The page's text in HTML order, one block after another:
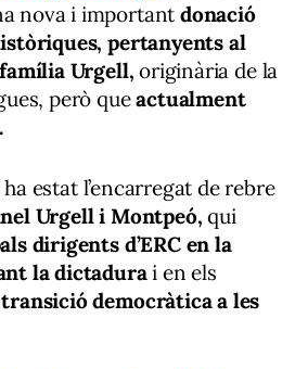
nova i important donació
pertanyents al
Urgell,originària de la
però queactualment
ha estat l’encarregat de rebre
Urgell i Montpeó, qui
dirigents d’ERC en la
la dictadurai en els
democràtica a les